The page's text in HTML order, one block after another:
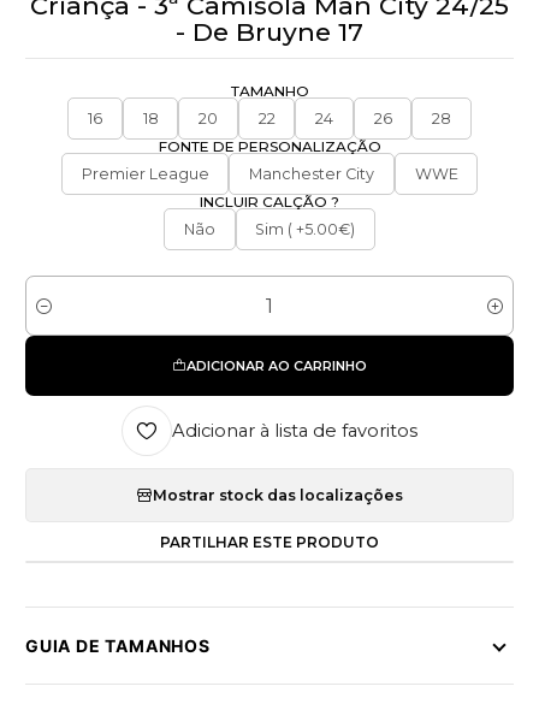
- De Bruyne 17
TAMANHO
16
18 20 22 24 26
28
FONTE DE PERSONALIZAÇÃO
Premier League
Manchester City
WWE
INCLUIR CALÇÃO ?
Não
Sim ( +5.00€)
Quantidade
ADICIONAR AO CARRINHO
Adicionar à lista de favoritos
Mostrar stock das localizações
PARTILHAR ESTE PRODUTO
GUIA DE TAMANHOS